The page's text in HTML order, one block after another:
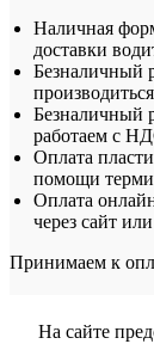
Наличная
доставки
Безналичный
Безналичный
работаем с
Оплата
помощи
Оплата
через сайт
Принимаем к
На сайте